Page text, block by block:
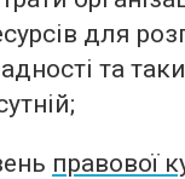
для
та
правової